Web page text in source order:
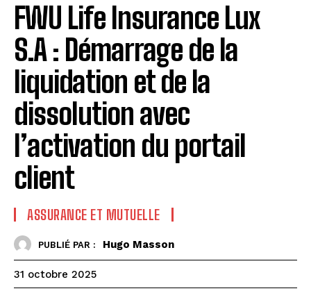
FWU Life Insurance Lux
S.A : Démarrage de la
liquidation et de la
dissolution avec
l’activation du portail
client
ASSURANCE ET MUTUELLE
PUBLIÉ PAR : Hugo Masson
31 octobre 2025